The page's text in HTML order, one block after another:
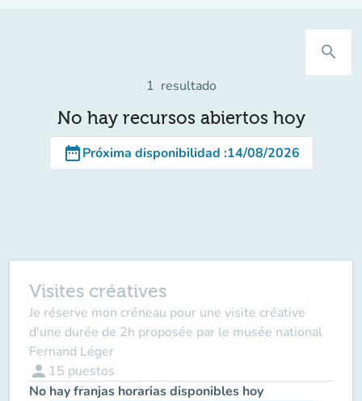
search
1 resultado
No hay recursos abiertos hoy
date_rangePróxima disponibilidad :14/08/2026
Visites créatives
Je réserve mon créneau pour une visite créative
d'une durée de 2h proposée par le musée national
Fernand Léger
person 15 puestos
No hay franjas horarias disponibles hoy